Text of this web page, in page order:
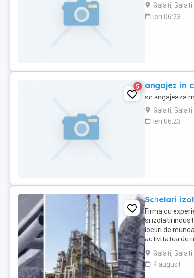
Galati, Galati
ieri 06:23
5 angajez in
sc.angajeaza
Galati, Galati
ieri 06:23
Schelari
Firma cu
si izolatii
locuri de
activitatea de
(vata+tabla)
Galati, Galati
4 august